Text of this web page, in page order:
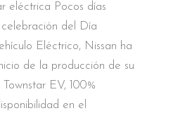
eléctrica Pocos días
del Día
Eléctrico, Nissan ha
de la producción de su
EV, 100%
en el